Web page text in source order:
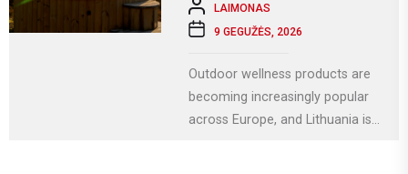
LAIMONAS
9 GEGUŽĖS, 2026
Outdoor wellness products are
becoming increasingly popular
across Europe, and Lithuania is